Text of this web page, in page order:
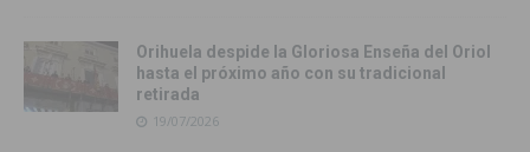
Orihuela despide la Gloriosa Enseña del Oriol
hasta el próximo año con su tradicional
retirada
19/07/2026